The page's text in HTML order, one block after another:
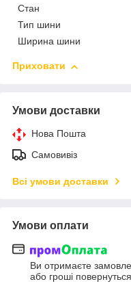
Стан
Тип шини
Ширина шини
Приховати
Умови доставки
Нова Пошта
Самовивіз
Всі умови доставки
Умови оплати
Ви отримаєте
або гроші